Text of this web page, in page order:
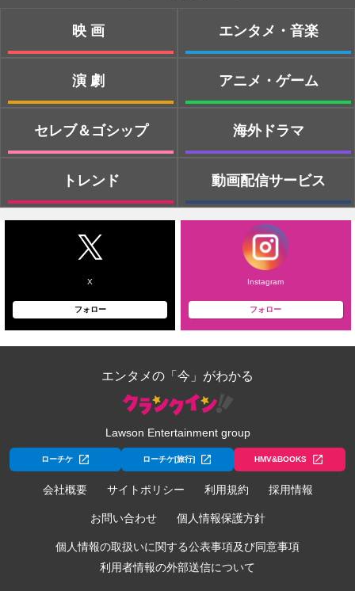
映画
演劇
セレブ＆ゴシップ
トレンド
エンタメ・音楽
アニメ・ゲーム
海外ドラマ
動画配信サービス
X
フォロー
Instagram
フォロー
エンタメの「今」がわかる
Lawson Entertainment group
ローチケ ローチケ[旅行] HMV&BOOKS
会社概要 サイトポリシー 利用規約 採用情報
お問い合わせ 個人情報保護方針
個人情報の取扱いに関する公表事項及び同意事項
利用者情報の外部送信について